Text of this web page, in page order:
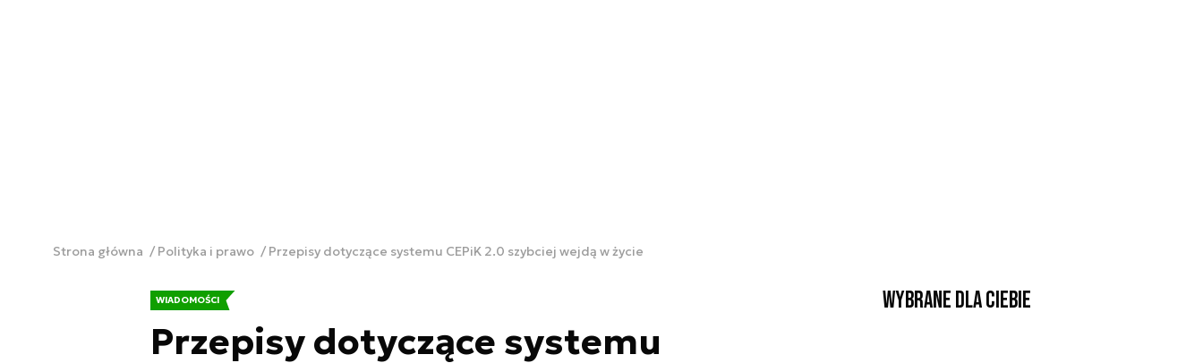
Strona główna Polityka i prawo Przepisy dotyczące systemu CEPiK 2.0 szybciej wejdą w życie
WIADOMOŚCI
Przepisy dotyczące systemu
Wybrane dla Ciebie